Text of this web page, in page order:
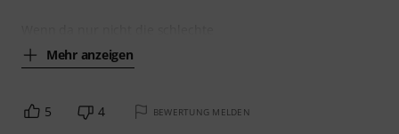
Mehr anzeigen
5 4 BEWERTUNG MELDEN